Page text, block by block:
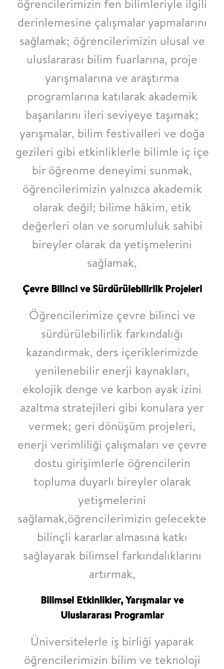
öğrencilerimizin fen bilimleriyle ilgili
derinlemesine çalışmalar yapmalarını
sağlamak; öğrencilerimizin ulusal ve
uluslararası bilim fuarlarına, proje
yarışmalarına ve araştırma
programlarına katılarak akademik
başarılarını ileri seviyeye taşımak;
yarışmalar, bilim festivalleri ve doğa
gezileri gibi etkinliklerle bilimle iç içe
bir öğrenme deneyimi sunmak,
öğrencilerimizin yalnızca akademik
olarak değil; bilime hâkim, etik
değerleri olan ve sorumluluk sahibi
bireyler olarak da yetişmelerini
sağlamak,
Çevre Bilinci ve Sürdürülebilirlik Projeleri
Öğrencilerimize çevre bilinci ve
sürdürülebilirlik farkındalığı
kazandırmak, ders içeriklerimizde
yenilenebilir enerji kaynakları,
ekolojik denge ve karbon ayak izini
azaltma stratejileri gibi konulara yer
vermek; geri dönüşüm projeleri,
enerji verimliliği çalışmaları ve çevre
dostu girişimlerle öğrencilerin
topluma duyarlı bireyler olarak
yetişmelerini
sağlamak,öğrencilerimizin gelecekte
bilinçli kararlar almasına katkı
sağlayarak bilimsel farkındalıklarını
artırmak,
Bilimsel Etkinlikler, Yarışmalar ve
Uluslararası Programlar
Üniversitelerle iş birliği yaparak
öğrencilerimizin bilim ve teknoloji